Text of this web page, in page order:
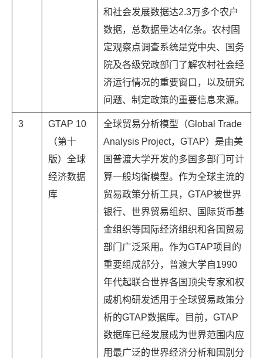
和社会发展数据达2.3万多个农户
数据，总数据量达4亿条。农村固
定观察点调查系统是党中央、国务
院及各级党政部门了解农村社会经
济运行情况的重要窗口，以及研究
问题、制定政策的重要信息来源。
3
GTAP 10
（第十
版）全球
经济数据
库
全球贸易分析模型（Global Trade
Analysis Project，GTAP）是由美
国普渡大学开发的多国多部门可计
算一般均衡模型。作为全球主流的
贸易政策分析工具，GTAP被世界
银行、世界贸易组织、国际货币基
金组织等国际经济组织和各国贸易
部门广泛采用。作为GTAP项目的
重要组成部分，普渡大学自1990
年代起联合世界各国顶尖专家和权
威机构研发适用于全球贸易政策分
析的GTAP数据库。目前，GTAP
数据库已经发展成为世界范围内应
用最广泛的世界经济分析和国别分